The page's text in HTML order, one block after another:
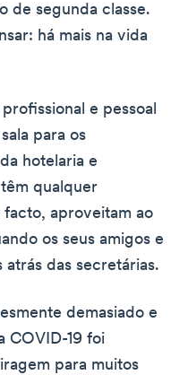
de segunda classe.
há mais na vida
e pessoal
para os
hotelaria e
qualquer
aproveitam ao
os seus amigos e
atrás das secretárias.
demasiado e
COVID-19 foi
para muitos